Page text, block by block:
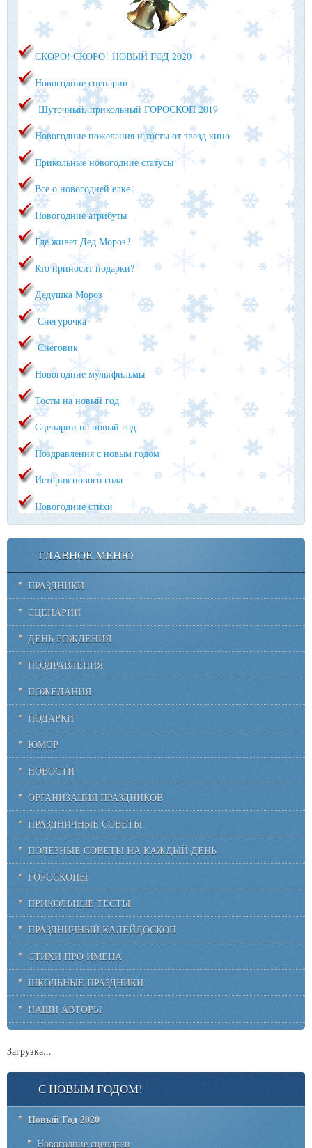
СКОРО! СКОРО! НОВЫЙ ГОД 2020
Новогодние сценарии
Шуточный, прикольный ГОРОСКОП 2019
Новогодние пожелания и тосты от звезд кино
Прикольные новогодние статусы
Все о новогодней елке
Новогодние атрибуты
Где живет Дед Мороз?
Кто приносит подарки?
Дедушка Мороз
Снегурочка
Снеговик
Новогодние мультфильмы
Тосты на новый год
Сценарии на новый год
Поздравления с новым годом
История нового года
Новогодние стихи
ГЛАВНОЕ МЕНЮ
ПРАЗДНИКИ
СЦЕНАРИИ
ДЕНЬ РОЖДЕНИЯ
ПОЗДРАВЛЕНИЯ
ПОЖЕЛАНИЯ
ПОДАРКИ
ЮМОР
НОВОСТИ
ОРГАНИЗАЦИЯ ПРАЗДНИКОВ
ПРАЗДНИЧНЫЕ СОВЕТЫ
ПОЛЕЗНЫЕ СОВЕТЫ НА КАЖДЫЙ ДЕНЬ
ГОРОСКОПЫ
ПРИКОЛЬНЫЕ ТЕСТЫ
ПРАЗДНИЧНЫЙ КАЛЕЙДОСКОП
СТИХИ ПРО ИМЕНА
ШКОЛЬНЫЕ ПРАЗДНИКИ
НАШИ АВТОРЫ
Загрузка...
С НОВЫМ ГОДОМ!
Новый Год 2020
Новогодние сценарии